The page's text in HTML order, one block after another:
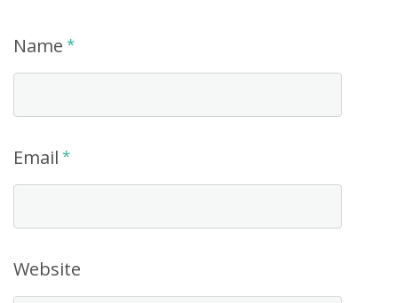
Name *
Email *
Website